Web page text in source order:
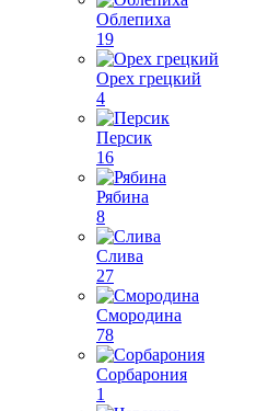
Облепиха
19
Орех грецкий
4
Персик
16
Рябина
8
Слива
27
Смородина
78
Сорбарония
1